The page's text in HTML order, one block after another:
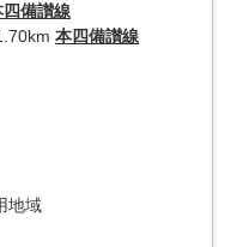
四備讃線
本四備讃線
地域